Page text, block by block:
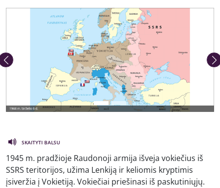
Ankstesnė nuotrauka Kita
SKAITYTI BALSU
1945 m. pradžioje Raudonoji armija išveja vokiečius iš
SSRS teritorijos, užima Lenkiją ir keliomis kryptimis
įsiveržia į Vokietiją. Vokiečiai priešinasi iš paskutiniųjų.